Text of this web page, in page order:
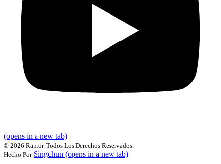
(opens in a new tab)
© 2026 Raptor. Todos Los Derechos Reservados.
Hecho Por Singchun (opens in a new tab)